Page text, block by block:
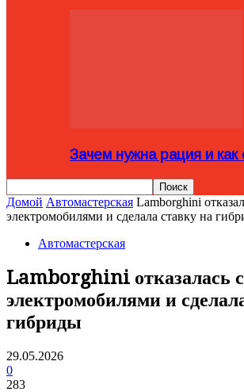
Зачем нужна рация и
Домой Автомастерская Lamborghini
электромобилями и сделала ставку на
Автомастерская
Lamborghini отказалась
электромобилями и
гибриды
29.05.2026
0
283